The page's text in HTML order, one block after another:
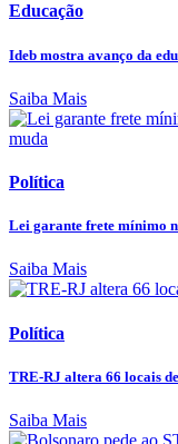
Educação
Ideb mostra avanço da
Saiba Mais
Política
Lei garante frete mínimo
Saiba Mais
Política
TRE-RJ altera 66 locais
Saiba Mais